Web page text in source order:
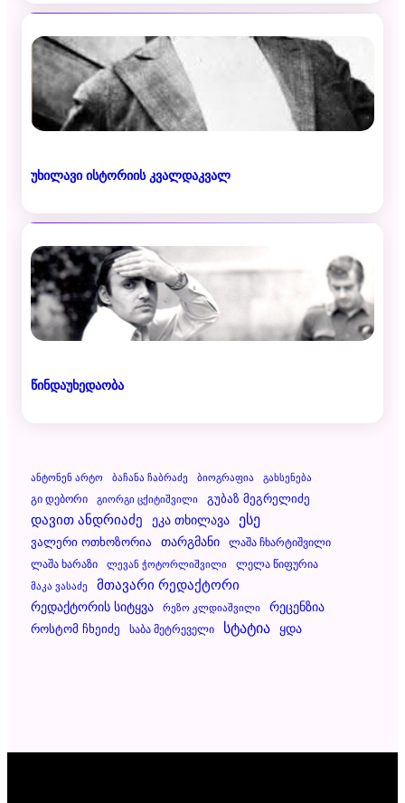
უხილავი ისტორიის კვალდაკვალ
წინდაუხედაობა
Ანტონენ Არტო Ბაჩანა Ჩაბრაძე Ბიოგრაფია
Გახსენება
Გი Დებორი
Გიორგი Ცქიტიშვილი Გუბაზ Მეგრელიძე
Დავით Ანდრიაძე Ეკა Თხილავა Ესე
Ვალერი Ოთხოზორია Თარგმანი Ლაშა Ჩხარტიშვილი
Ლაშა Ხარაზი Ლევან Ჭოტორლიშვილი
Ლელა Წიფურია
Მაკა Ვასაძე
Მთავარი Რედაქტორი
Რედაქტორის Სიტყვა Რეზო Კლდიაშვილი Რეცენზია
Როსტომ Ჩხეიძე Საბა Მეტრეველი Სტატია Ყდა